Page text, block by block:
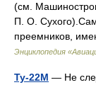
(см.
П. О.
преемников,
Энциклопедия
Ту-22М — Не